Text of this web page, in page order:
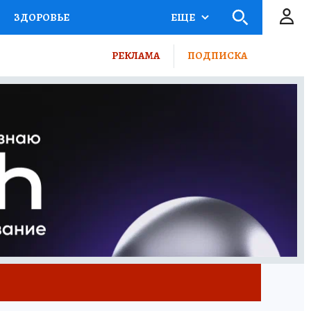
ЗДОРОВЬЕ
НА СПОРТ ПРОМОКОДЫ
ЕЩЕ
РЕКЛАМА ПОДПИСКА